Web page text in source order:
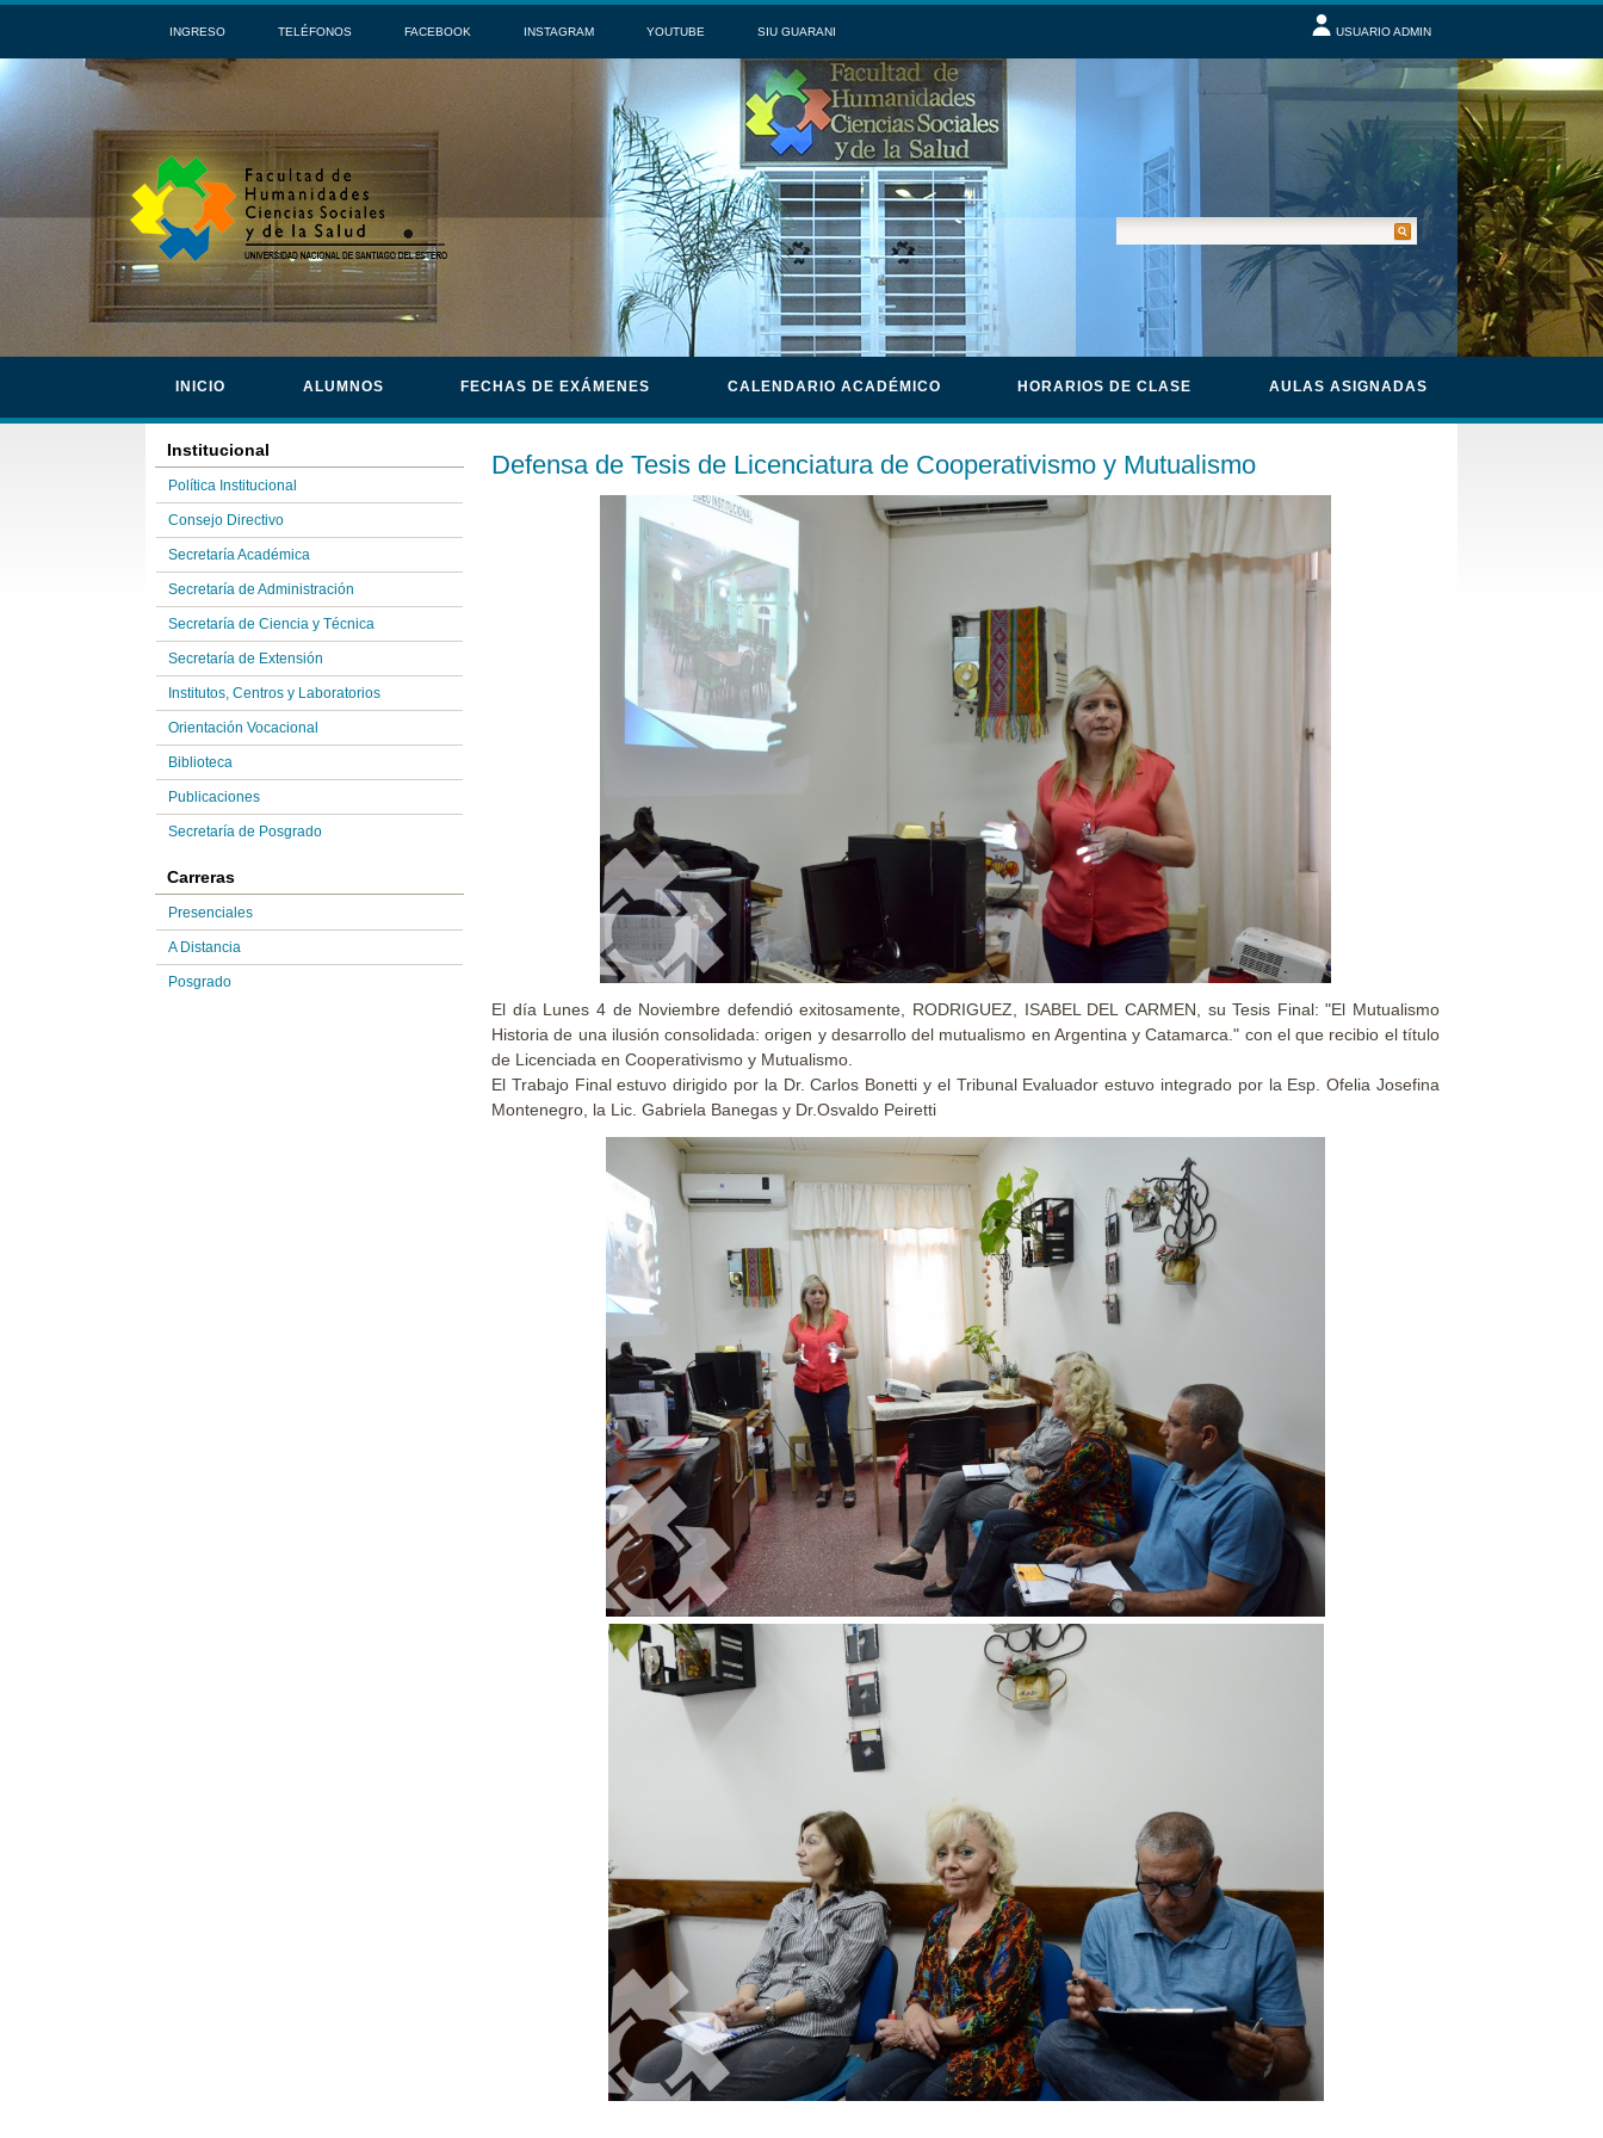
INGRESO TELÉFONOS FACEBOOK INSTAGRAM YOUTUBE SIU GUARANI USUARIO ADMIN
INICIO ALUMNOS FECHAS DE EXÁMENES CALENDARIO ACADÉMICO HORARIOS DE CLASE AULAS ASIGNADAS
Institucional
Política Institucional
Consejo Directivo
Secretaría Académica
Secretaría de Administración
Secretaría de Ciencia y Técnica
Secretaría de Extensión
Institutos, Centros y Laboratorios
Orientación Vocacional
Biblioteca
Publicaciones
Secretaría de Posgrado
Carreras
Presenciales
A Distancia
Posgrado
Defensa de Tesis de Licenciatura de Cooperativismo y Mutualismo
El día Lunes 4 de Noviembre defendió exitosamente, RODRIGUEZ, ISABEL DEL CARMEN, su Tesis Final: "El Mutualismo
Historia de una ilusión consolidada: origen y desarrollo del mutualismo en Argentina y Catamarca." con el que recibio el título
de Licenciada en Cooperativismo y Mutualismo.
El Trabajo Final estuvo dirigido por la Dr. Carlos Bonetti y el Tribunal Evaluador estuvo integrado por la Esp. Ofelia Josefina
Montenegro, la Lic. Gabriela Banegas y Dr.Osvaldo Peiretti